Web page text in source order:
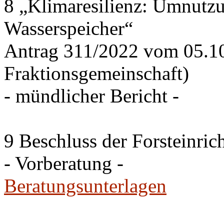
8 „Klimaresilienz:
Wasserspeicher“
Antrag 311/2022 vom
Fraktionsgemeinschaft)
- mündlicher Bericht -
9 Beschluss der
- Vorberatung -
Beratungsunterlagen